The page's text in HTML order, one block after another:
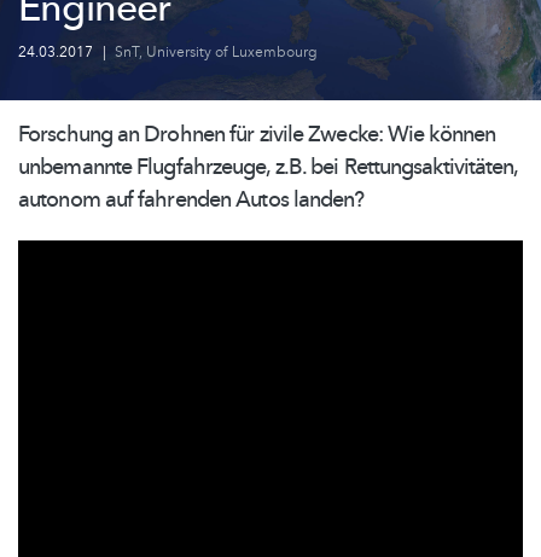
24.03.2017 | SnT, University of Luxembourg
Forschung an Drohnen für zivile Zwecke: Wie können
unbemannteFlugfahrzeuge,z.B. bei Rettungsaktivitäten,
autonom auf fahrenden Autos landen?